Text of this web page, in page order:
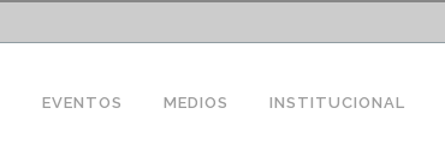
EVENTOS MEDIOS INSTITUCIONAL